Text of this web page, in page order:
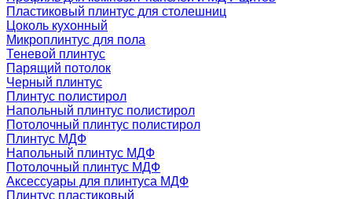
Пластиковый плинтус для столешниц
Цоколь кухонный
Микроплинтус для пола
Теневой плинтус
Парящий потолок
Черный плинтус
Плинтус полистирол
Напольный плинтус полистирол
Потолочный плинтус полистирол
Плинтус МДФ
Напольный плинтус МДФ
Потолочный плинтус МДФ
Аксессуары для плинтуса МДФ
Плинтус пластиковый